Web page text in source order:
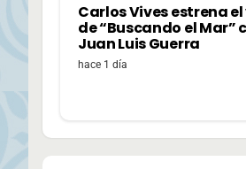
Carlos Vives estrena
de “Buscando el Mar”
Juan Luis Guerra
hace 1 día